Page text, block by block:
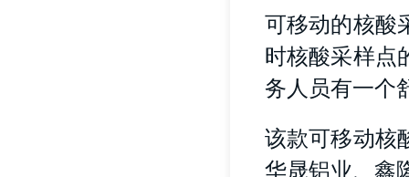
可移动的核酸
时核酸采样点
务人员有一个
该款可移动核
华晟铝业、鑫